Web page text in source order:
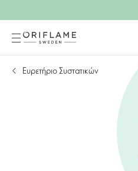
Ευρετήριο Συστατικών